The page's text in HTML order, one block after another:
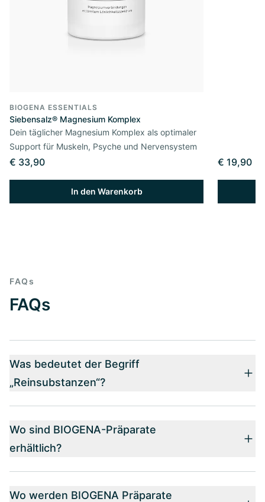
BIOGENA ESSENTIALS
Siebensalz® Magnesium Komplex
Dein täglicher Magnesium Komplex als optimaler
Support für Muskeln, Psyche und Nervensystem
€ 33,90
In den Warenkorb
€ 19,90
FAQs
FAQs
Was bedeutet der Begriff
„Reinsubstanzen“?
Wo sind BIOGENA-Präparate
erhältlich?
Wo werden BIOGENA Präparate